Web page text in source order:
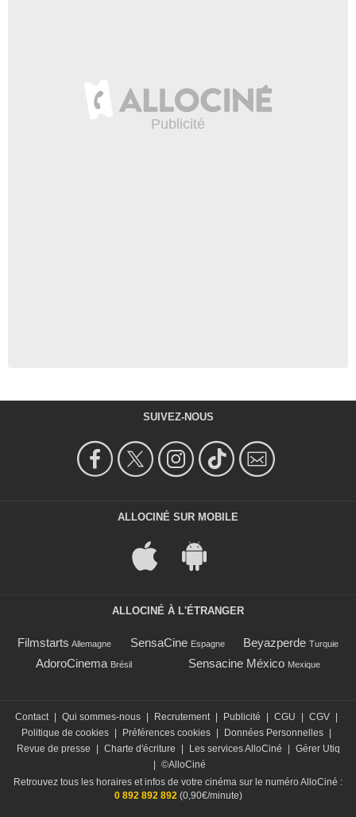
SUIVEZ-NOUS
ALLOCINÉ SUR MOBILE
ALLOCINÉ À L'ÉTRANGER
Filmstarts Allemagne SensaCine Espagne Beyazperde Turquie
AdoroCinema Brésil Sensacine México Mexique
Contact | Qui sommes-nous | Recrutement | Publicité | CGU | CGV |
Politique de cookies | Préférences cookies | Données Personnelles |
Revue de presse
| Charte d'écriture | Les services AlloCiné | Gérer Utiq
| ©AlloCiné
Retrouvez tous les horaires et infos de votre cinéma sur le numéro AlloCiné :
0 892 892 892(0,90€/minute)